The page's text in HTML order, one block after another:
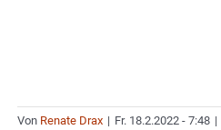
Von Renate Drax | Fr. 18.2.2022 - 7:48 |